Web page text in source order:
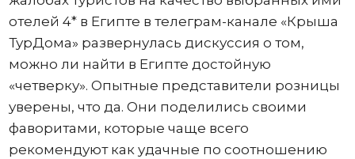
отелей 4* в Египте в телеграм-канале «Крыша
ТурДома» развернулась дискуссия о том,
можно ли найти в Египте достойную
«четверку». Опытные представители розницы
уверены, что да. Они поделились своими
фаворитами, которые чаще всего
рекомендуют как удачные по соотношению